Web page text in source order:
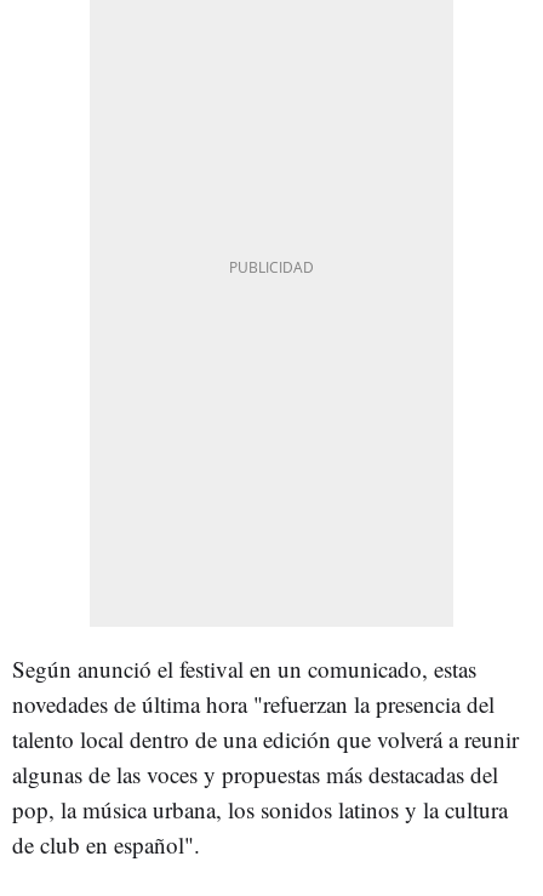
Según anunció el festival en un comunicado, estas
novedades de última hora "refuerzan la presencia del
talento local dentro de una edición que volverá a reunir
algunas de las voces y propuestas más destacadas del
pop, la música urbana, los sonidos latinos y la cultura
de club en español".